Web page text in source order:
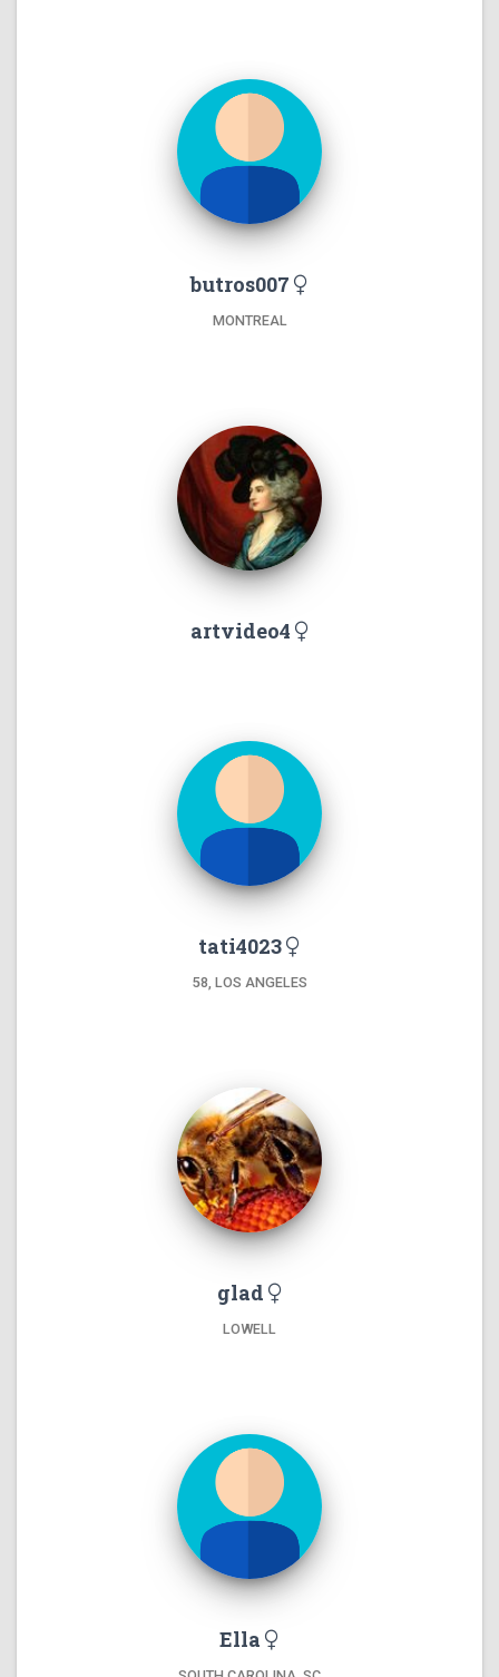
butros007
MONTREAL
artvideo4
tati4023
58, LOS ANGELES
glad
LOWELL
Ella